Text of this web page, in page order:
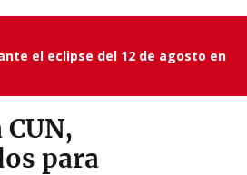
el eclipse del 12 de agosto en
para